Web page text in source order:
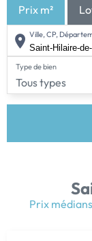
Prix m²
Ville, CP,
Type de bien
Tous types
Prix